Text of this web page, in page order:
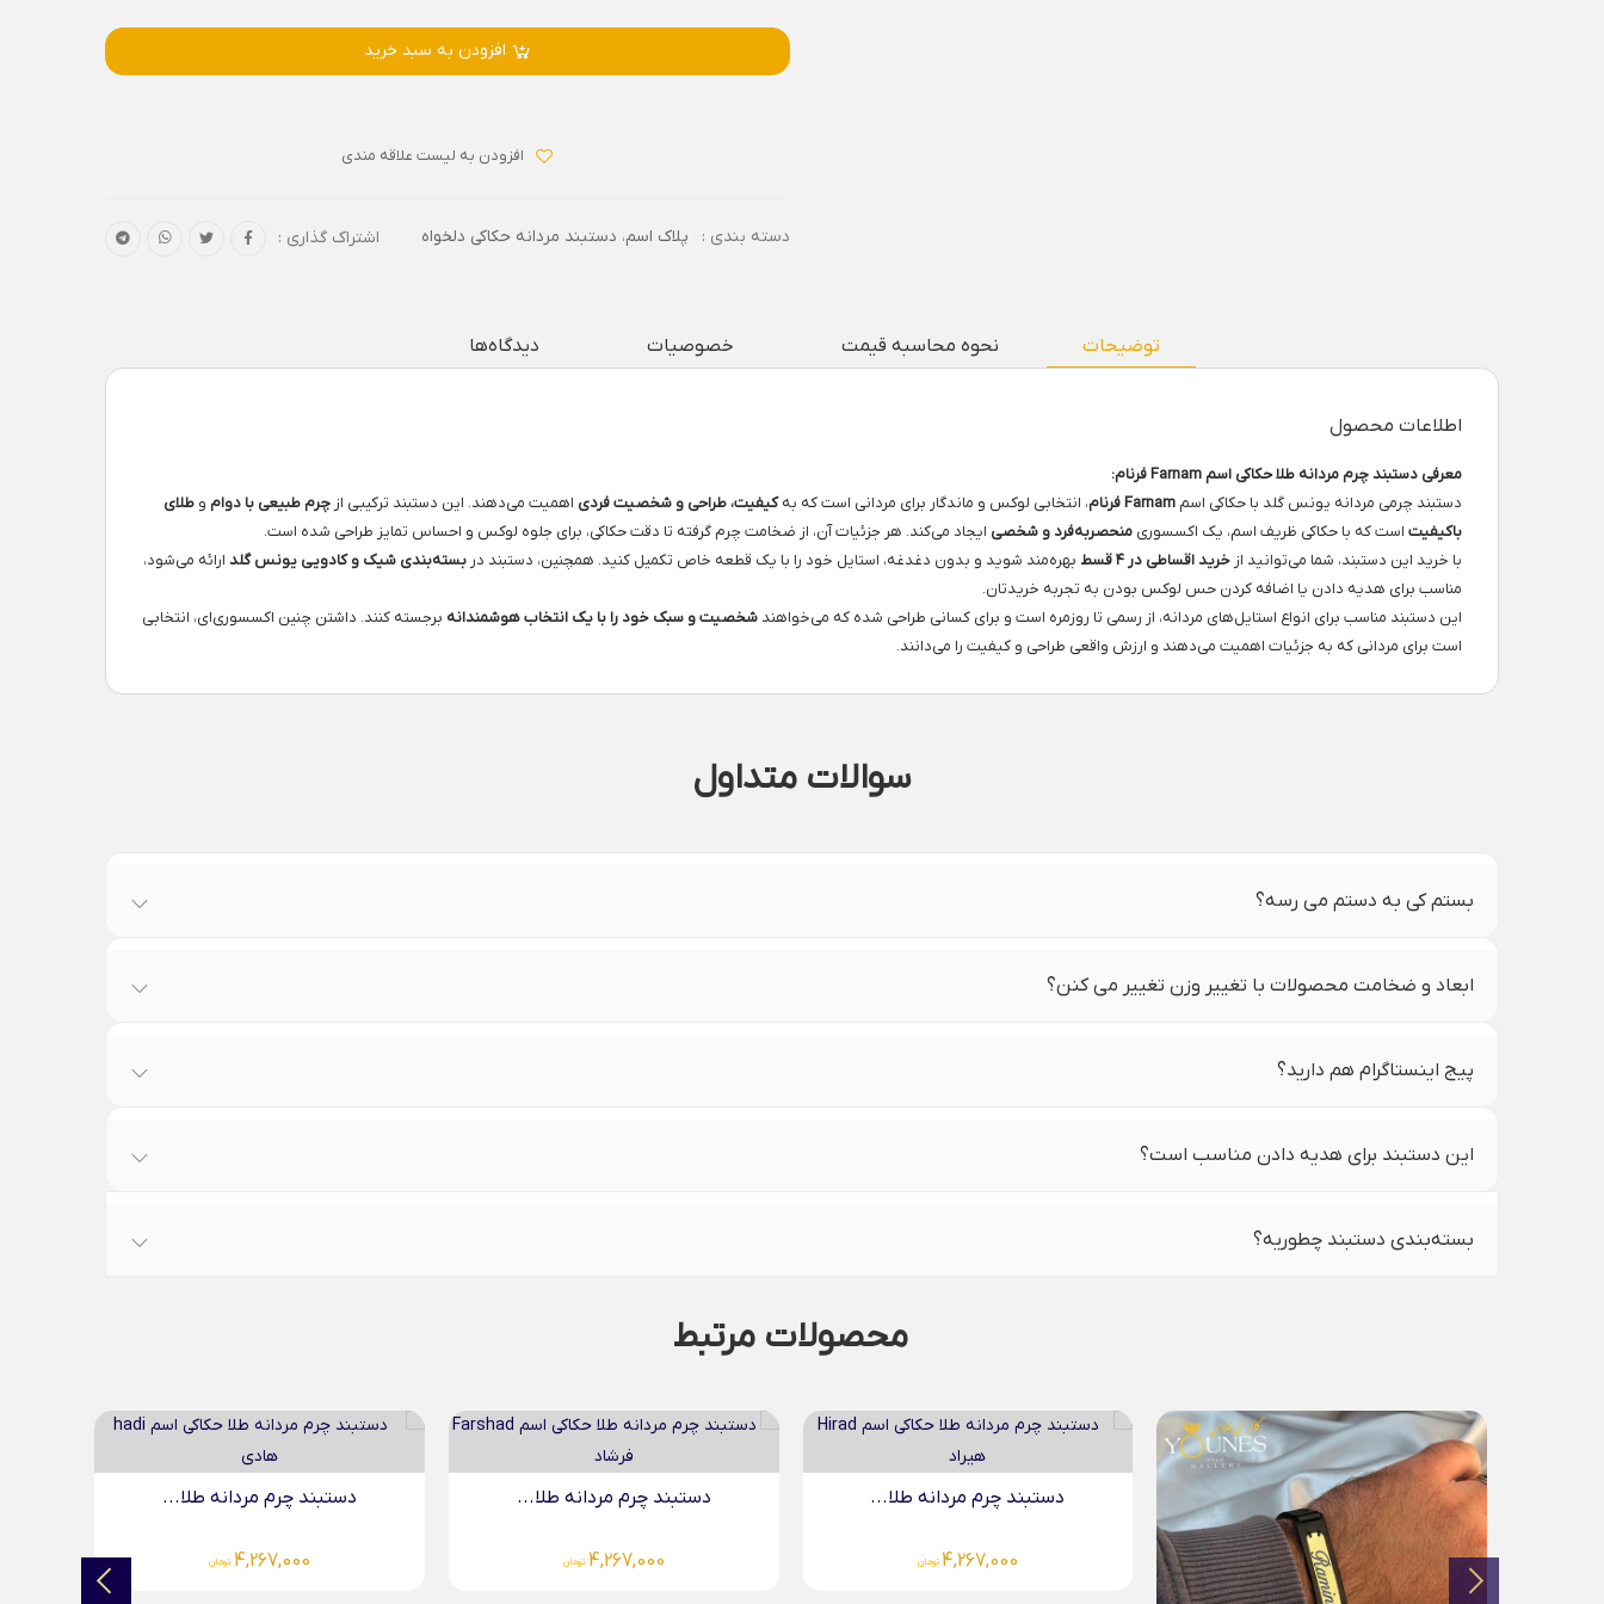
افزودن به سبد خرید
افزودن به لیست علاقه مندی
دسته بندی : پلاک اسم، دستبند مردانه حکاکی دلخواه اشتراک گذاری :
توضیحات نحوه محاسبه قیمت خصوصیات دیدگاه‌ها
اطلاعات محصول
معرفی دستبند چرم مردانه طلا حکاکی اسم Farnam فرنام:
دستبند چرمی مردانه یونس گلد با حکاکی اسم Farnam فرنام ، انتخابی لوکس و ماندگار برای مردانی است که بهکیفیت، طراحی و شخصیت فردی اهمیت می‌دهند. این دستبند ترکیبی از چرم طبیعی با دوام و طلای
باکیفیت است که با حکاکی ظریف اسم، یک اکسسوری منحصربه‌فرد و شخصی ایجاد می‌کند. هر جزئیات آن، از ضخامت چرم گرفته تا دقت حکاکی، برای جلوه لوکس و احساس تمایز طراحی شده است.
با خرید این دستبند، شما می‌توانید از خرید اقساطی در ۴ قسط بهره‌مند شوید و بدون دغدغه، استایل خود را با یک قطعه خاص تکمیل کنید. همچنین، دستبند در بسته‌بندی شیک و کادویی یونس گلد ارائه می‌شود،
مناسب برای هدیه دادن یا اضافه کردن حس لوکس بودن به تجربه خریدتان.
این دستبند مناسب برای انواع استایل‌های مردانه، از رسمی تا روزمره است و برای کسانی طراحی شده که می‌خواهند شخصیت و سبک خود را با یک انتخاب هوشمندانه برجسته کنند. داشتن چنین اکسسوری‌ای، انتخابی
است برای مردانی که به جزئیات اهمیت می‌دهند و ارزش واقعی طراحی و کیفیت را می‌دانند.
سوالات متداول
بستم کی به دستم می رسه؟
ابعاد و ضخامت محصولات با تغییر وزن تغییر می کنن؟
پیج اینستاگرام هم دارید؟
این دستبند برای هدیه دادن مناسب است؟
بسته‌بندی دستبند چطوریه؟
محصولات مرتبط
دستبند چرم مردانه طلا...
4,267,000 تومان
دستبند چرم مردانه طلا...
4,267,000 تومان
دستبند چرم مردانه طلا...
4,267,000 تومان
دستبند چرم مردانه طلا...
4,267,000 تومان